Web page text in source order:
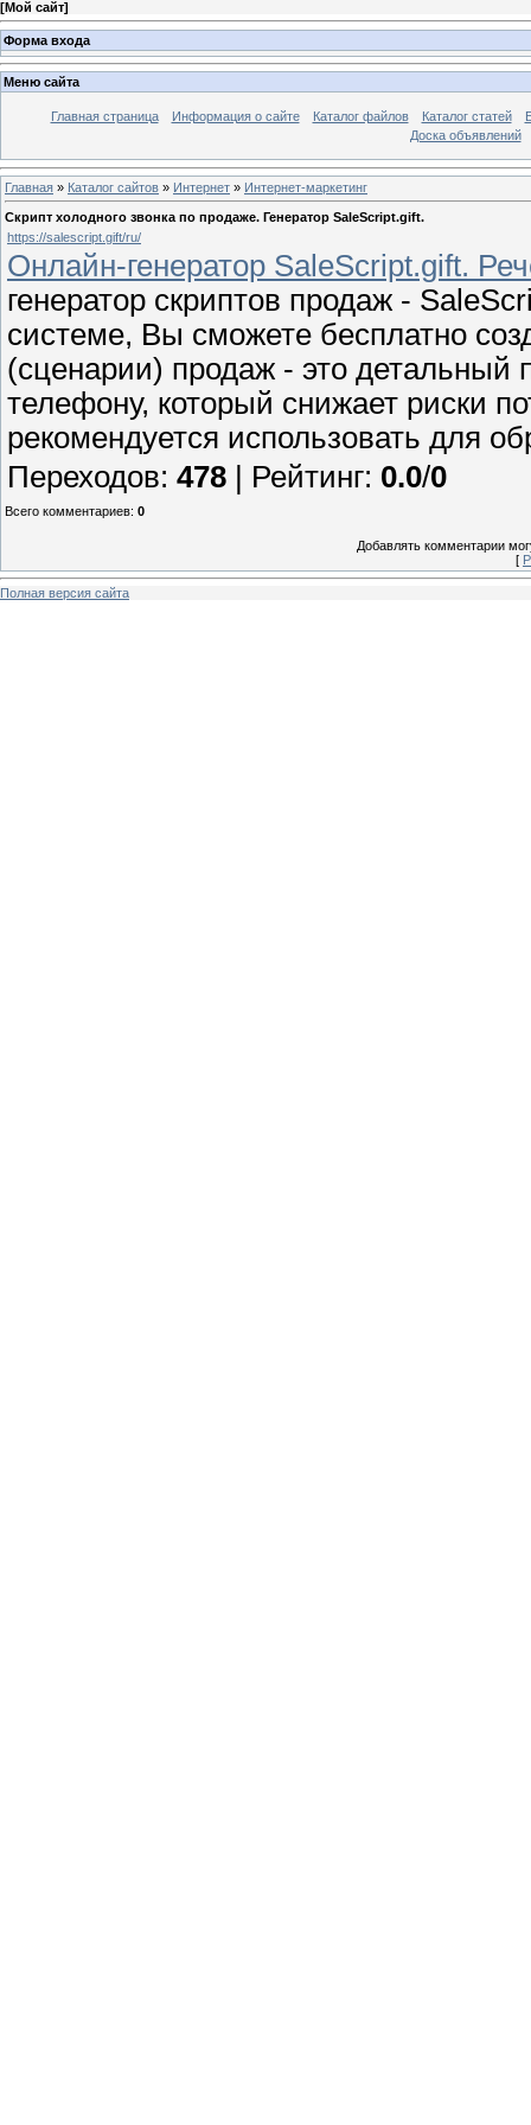
[Мой сайт]
Форма входа
Меню сайта
Главная страница Информация о сайте Каталог файлов Каталог статей
Доска объявлений
Главная » Каталог сайтов » Интернет » Интернет-маркетинг
Скрипт холодного звонка по продаже. Генератор SaleScript.gift.
https://salescript.gift/ru/
Онлайн-генератор SaleScript.gift.
генератор скриптов продаж -
системе, Вы сможете бесплатно
(сценарии) продаж - это детальный
телефону, который снижает риски
рекомендуется использовать для
Переходов: 478 | Рейтинг: 0.0/0
Всего комментариев: 0
Добавлять комментарии
[
Полная версия сайта